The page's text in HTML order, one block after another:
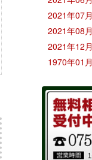
2021年07月
2021年08月
2021年12月
1970年01月